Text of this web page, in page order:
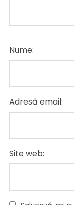
Nume:
Adresă email:
Site web: